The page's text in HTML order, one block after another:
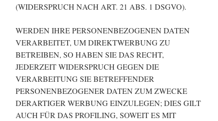
(WIDERSPRUCH NACH ART. 21 ABS. 1 DSGVO).
WERDEN IHRE PERSONENBEZOGENEN DATEN
VERARBEITET, UM DIREKTWERBUNG ZU
BETREIBEN, SO HABEN SIE DAS RECHT,
JEDERZEIT WIDERSPRUCH GEGEN DIE
VERARBEITUNG SIE BETREFFENDER
PERSONENBEZOGENER DATEN ZUM ZWECKE
DERARTIGER WERBUNG EINZULEGEN; DIES GILT
AUCH FÜR DAS PROFILING, SOWEIT ES MIT